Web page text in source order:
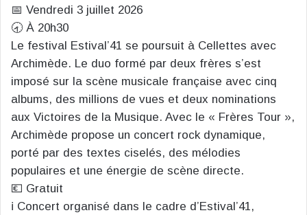
📅 Vendredi 3 juillet 2026
🕣 À 20h30
Le festival Estival’41 se poursuit à Cellettes avec
Archimède. Le duo formé par deux frères s’est
imposé sur la scène musicale française avec cinq
albums, des millions de vues et deux nominations
aux Victoires de la Musique. Avec le « Frères Tour »,
Archimède propose un concert rock dynamique,
porté par des textes ciselés, des mélodies
populaires et une énergie de scène directe.
💶 Gratuit
ℹ️ Concert organisé dans le cadre d’Estival’41,